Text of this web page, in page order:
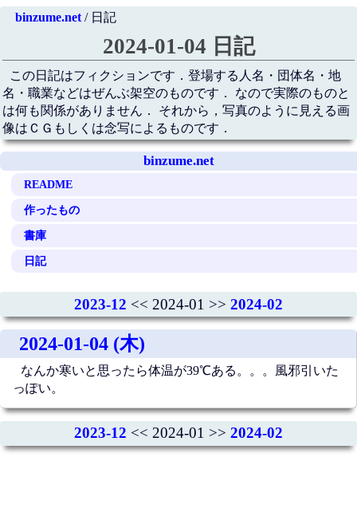
binzume.net/ 日記
2024-01-04 日記
この日記はフィクションです．登場する人名・団体名・地
名・職業などはぜんぶ架空のものです． なので実際のものと
は何も関係がありません． それから，写真のように見える画
像はＣＧもしくは念写によるものです．
binzume.net
README
作ったもの
書庫
日記
2023-12 << 2024-01 >> 2024-02
2024-01-04 (木)
なんか寒いと思ったら体温が39℃ある。。。風邪引いた
っぽい。
2023-12 << 2024-01 >> 2024-02